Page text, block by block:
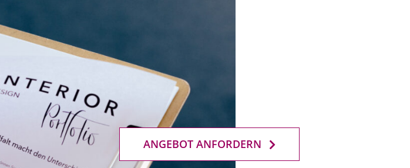
ANGEBOT ANFORDERN